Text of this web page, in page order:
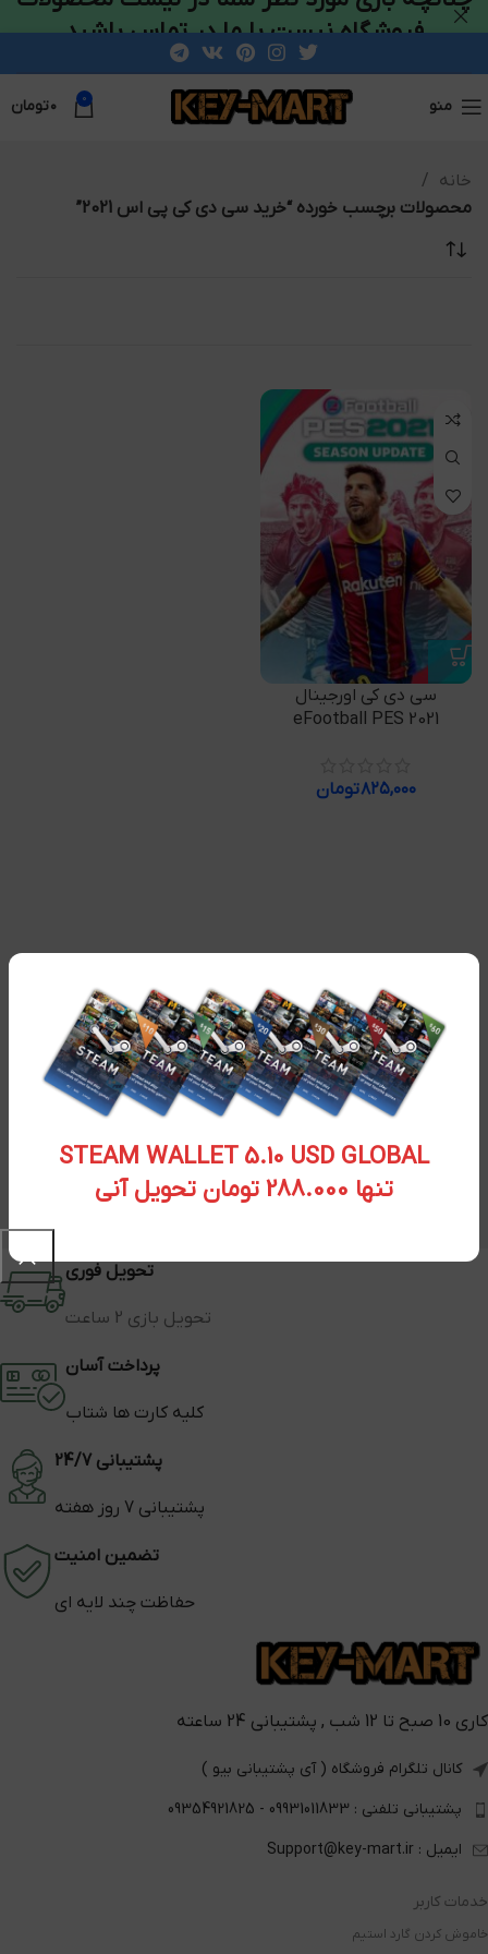
STEAM WALLET 5.10 USD GLOBAL
تنها 288.000 تومان تحویل آنی
منو 0 ۰تومان
خانه
محصولات برچسب خورده “خرید سی دی کی پی اس 2021”
سی دی کی اورجینال
eFootball PES 2021
۸۲۵,۰۰۰تومان
تحویل فوری
تحویل بازی 2 ساعت
پرداخت آسان
کلیه کارت ها شتاب
پشتیبانی 24/7
پشتیبانی 7 روز هفته
تضمین امنیت
حفاظت چند لایه ای
کاری 10 صبح تا 12 شب , پشتیبانی 24 ساعته
کانال تلگرام فروشگاه ( آی پشتیبانی بیو )
پشتیبانی تلفنی : 09931011833 - 09354921825
ایمیل : Support@key-mart.ir
خدمات کاربر
خاموش کردن گارد استیم
فروشگاه نیست با ما در تماس باشید